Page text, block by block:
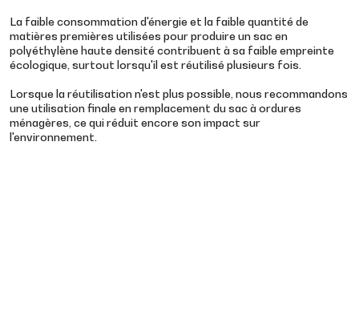
La faible consommation d'énergie et la faible quantité de
matières premières utilisées pour produire un sac en
polyéthylène haute densité contribuent à sa faible empreinte
écologique, surtout lorsqu'il est réutilisé plusieurs fois.
Lorsque la réutilisation n'est plus possible, nous recommandons
une utilisation finale en remplacement du sac à ordures
ménagères, ce qui réduit encore son impact sur
l'environnement.